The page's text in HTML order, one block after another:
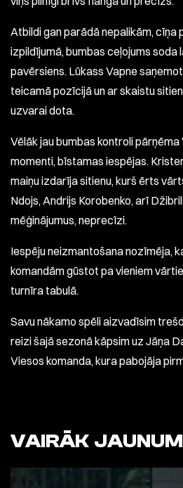
Atbildi gan parādā nepalikām, cīņa
izpildījumā, bumbas ceļojums soda
pavērsiens. Lūkass Vapne
teicamā pozīcijā un ar skaistu
uzvarai dota.
Vēlāk jau bumbas kontroli
momenti, bīstamas iespējas.
maiņu izdarīja sitienu, kurš ērts
Ndojs, Andrijs Korobenko, arī
mēģinājumus, neprecīzi.
Iespēju neizmantošana nozīmēja,
komandām gūstot pa vieniem
turnīra tabulā.
Savu nākamo spēli aizvadīsim
reizi šajā sezonā kāpsim uz Jāņa
Viesos komanda, kura pabojāja
VAIRĀK